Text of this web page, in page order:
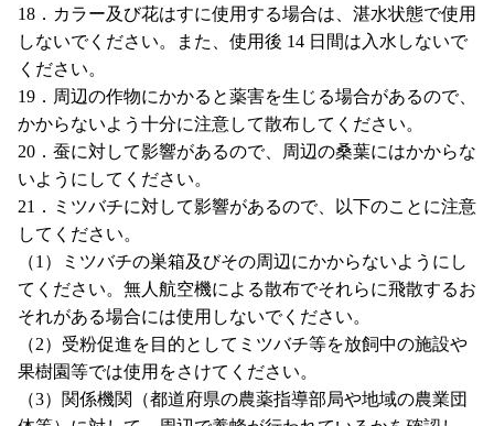
18．カラー及び花はすに使用する場合は、湛水状態で使用
しないでください。また、使用後 14 日間は入水しないで
ください。
19．周辺の作物にかかると薬害を生じる場合があるので、
かからないよう十分に注意して散布してください。
20．蚕に対して影響があるので、周辺の桑葉にはかからな
いようにしてください。
21．ミツバチに対して影響があるので、以下のことに注意
してください。
（1）ミツバチの巣箱及びその周辺にかからないようにし
てください。無人航空機による散布でそれらに飛散するお
それがある場合には使用しないでください。
（2）受粉促進を目的としてミツバチ等を放飼中の施設や
果樹園等では使用をさけてください。
（3）関係機関（都道府県の農薬指導部局や地域の農業団